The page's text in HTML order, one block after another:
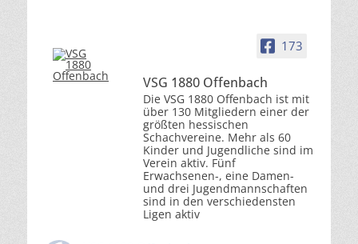
173
VSG 1880 Offenbach
Die VSG 1880 Offenbach ist mit
über 130 Mitgliedern einer der
größten hessischen
Schachvereine. Mehr als 60
Kinder und Jugendliche sind im
Verein aktiv. Fünf
Erwachsenen-, eine Damen-
und drei Jugendmannschaften
sind in den verschiedensten
Ligen aktiv